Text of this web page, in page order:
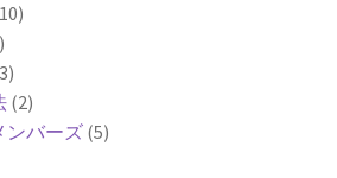
(2)
ンバーズ (5)